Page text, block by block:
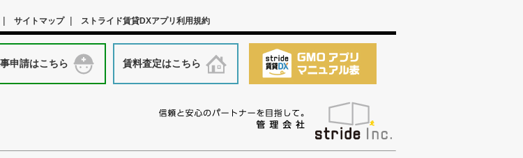
| サイトマップ| ストライド賃貸DXアプリ利用規約
申請はこちら 賃料査定はこちら